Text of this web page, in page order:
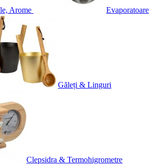
Arome Evaporatoare
Găleți & Linguri
Clepsidra & Termohigrometre